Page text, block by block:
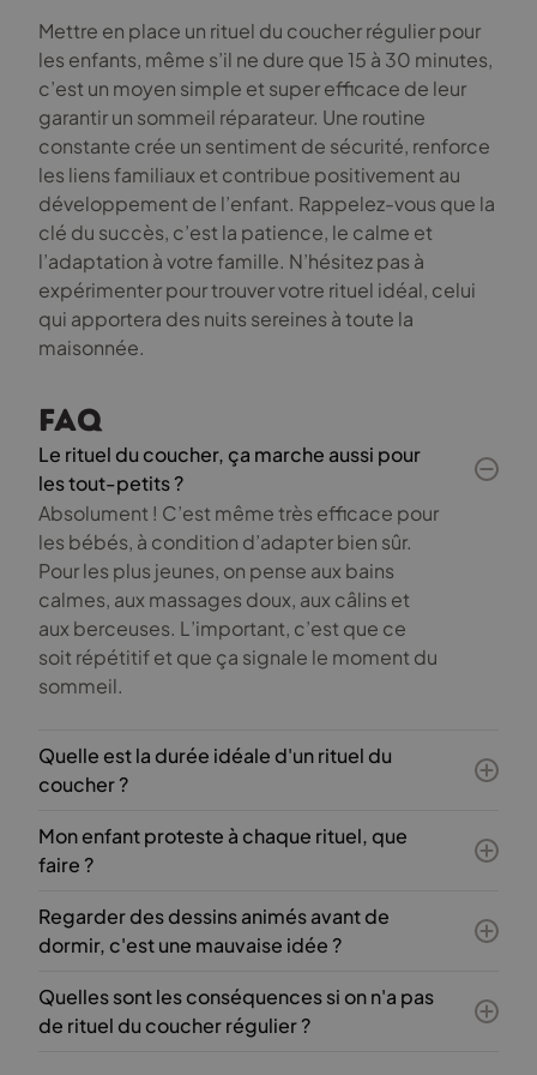
Mettre en place un rituel du coucher régulier pour
les enfants, même s’il ne dure que 15 à 30 minutes,
c’est un moyen simple et super efficace de leur
garantir un sommeil réparateur. Une routine
constante crée un sentiment de sécurité, renforce
les liens familiaux et contribue positivement au
développement de l’enfant. Rappelez-vous que la
clé du succès, c’est la patience, le calme et
l’adaptation à votre famille. N’hésitez pas à
expérimenter pour trouver votre rituel idéal, celui
qui apportera des nuits sereines à toute la
maisonnée.
FAQ
Le rituel du coucher, ça marche aussi pour
les tout-petits ?
Absolument ! C’est même très efficace pour
les bébés, à condition d’adapter bien sûr.
Pour les plus jeunes, on pense aux bains
calmes, aux massages doux, aux câlins et
aux berceuses. L’important, c’est que ce
soit répétitif et que ça signale le moment du
sommeil.
Quelle est la durée idéale d'un rituel du
coucher ?
minutes. Ce n’est pas la durée qui compte le
plus, mais la régularité et l’atmosphère
fatigant pour tout le monde. Mieux vaut se
concentrer sur quelques actions qui ont fait
leurs preuves.
Mon enfant proteste à chaque rituel, que
faire ?
rester calme et constant. Essayez de
comprendre pourquoi il proteste : a-t-il
Revenez doucement mais fermement à la
routine prévue, sans envenimer le conflit.
Regarder des dessins animés avant de
dormir, c'est une mauvaise idée ?
téléphone) au moins une heure avant le
coucher est fortement déconseillé. La
Quelles sont les conséquences si on n'a pas
de rituel du coucher régulier ?